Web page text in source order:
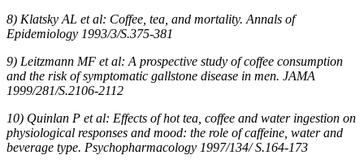
8) Klatsky AL et al: Coffee, tea, and mortality. Annals of
Epidemiology 1993/3/S.375-381
9) Leitzmann MF et al: A prospective study of coffee consumption
and the risk of symptomatic gallstone disease in men. JAMA
1999/281/S.2106-2112
10) Quinlan P et al: Effects of hot tea, coffee and water ingestion on
physiological responses and mood: the role of caffeine, water and
beverage type. Psychopharmacology 1997/134/ S.164-173